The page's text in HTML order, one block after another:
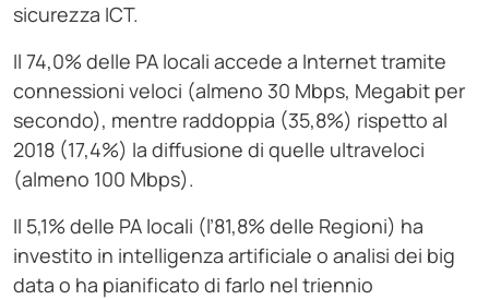
sicurezza ICT.
Il 74,0% delle PA locali accede a Internet tramite
connessioni veloci (almeno 30 Mbps, Megabit per
secondo), mentre raddoppia (35,8%) rispetto al
2018 (17,4%) la diffusione di quelle ultraveloci
(almeno 100 Mbps).
Il 5,1% delle PA locali (l’81,8% delle Regioni) ha
investito in intelligenza artificiale o analisi dei big
data o ha pianificato di farlo nel triennio